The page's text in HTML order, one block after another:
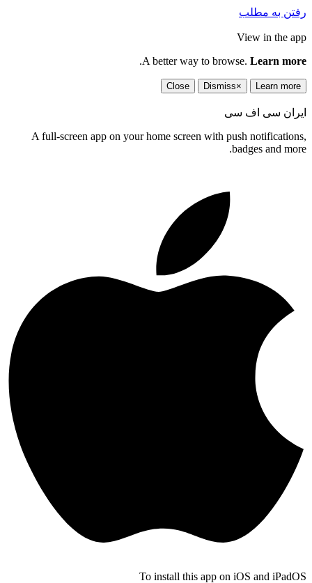
رفتن به مطلب
View in the app
A better way to browse. Learn more
.
Learn more
×
Dismiss
Close
ایران سی اف سی
A full-screen app on your home screen with push notifications,
badges and more.
To install this app on iOS and iPadOS